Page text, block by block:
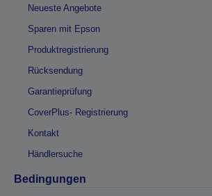
Neueste Angebote
Sparen mit Epson
Produktregistrierung
Rücksendung
Garantieprüfung
CoverPlus- Registrierung
Kontakt
Händlersuche
Bedingungen